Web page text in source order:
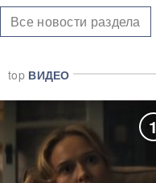
Все новости раздела
top ВИДЕО
1